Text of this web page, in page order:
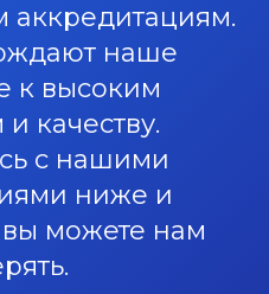
аккредитациям.
наше
к высоким
качеству.
с нашими
ниже и
вы можете нам